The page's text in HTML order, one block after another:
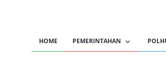
HOME PEMERINTAHAN